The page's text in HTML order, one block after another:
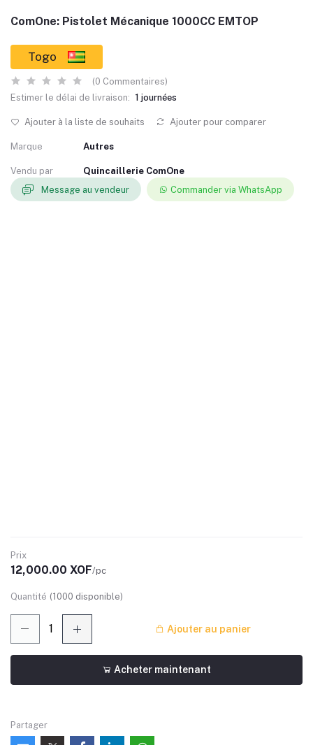
ComOne: Pistolet Mécanique 1000CC EMTOP
Togo
(0 Commentaires)
Estimer le délai de livraison: 1 journées
Ajouter à la liste de souhaits Ajouter pour comparer
Marque Autres
Vendu par
Quincaillerie ComOne
Message au vendeur
Commander via WhatsApp
Prix
12,000.00 XOF/pc
Quantité (1000 disponible)
Ajouter au panier
Acheter maintenant
Partager